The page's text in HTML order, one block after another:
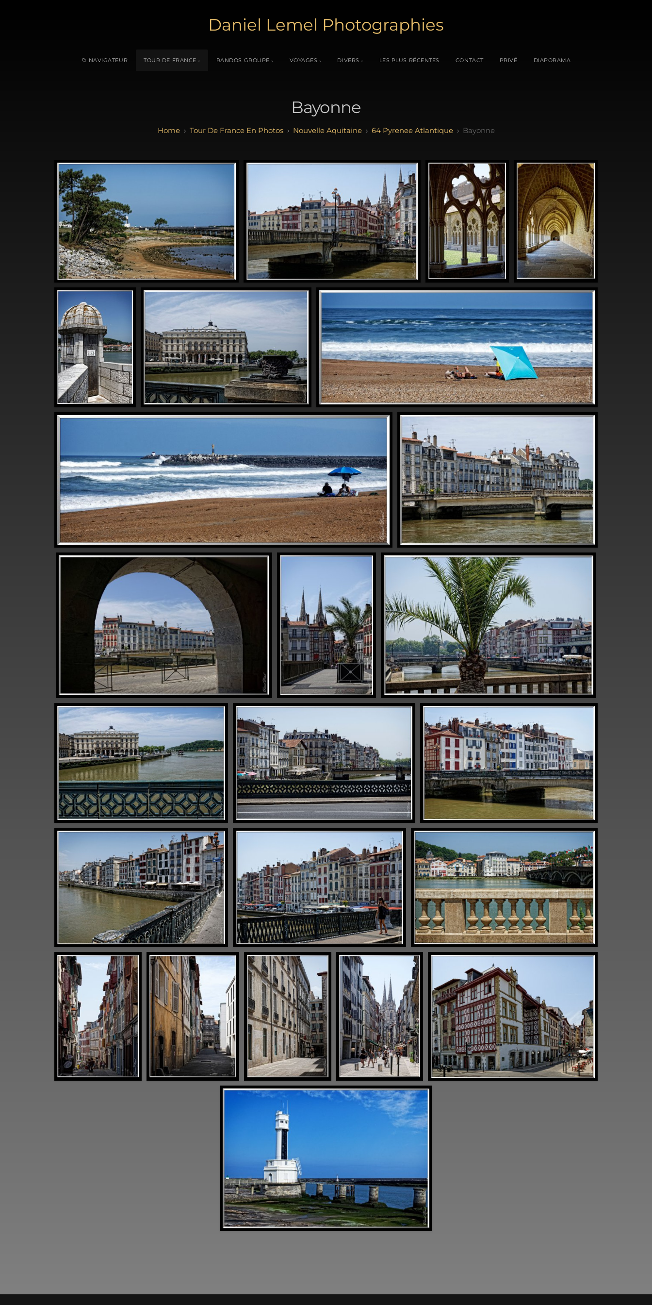
Daniel Lemel Photographies
📁 NAVIGATEUR TOUR DE FRANCE RANDOS GROUPE VOYAGES DIVERS LES PLUS RÉCENTES CONTACT PRIVÉ DIAPORAMA
Bayonne
Tour De France En Photos Nouvelle Aquitaine 64 Pyrenee Atlantique Bayonne